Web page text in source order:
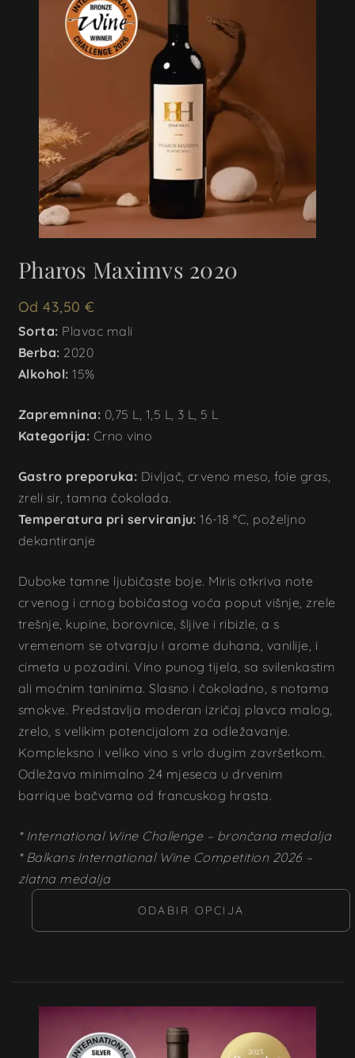
Pharos Maximvs 2020
Od43,50€
Sorta: Plavac mali
Berba: 2020
Alkohol: 15%
Zapremnina: 0,75 L, 1,5 L, 3 L, 5 L
Kategorija: Crno vino
Gastro preporuka: Divljač, crveno meso, foie gras,
zreli sir, tamna čokolada.
Temperatura pri serviranju: 16-18 °C, poželjno
dekantiranje
Duboke tamne ljubičaste boje. Miris otkriva note
crvenog i crnog bobičastog voća poput višnje, zrele
trešnje, kupine, borovnice, šljive i ribizle, a s
vremenom se otvaraju i arome duhana, vanilije, i
cimeta u pozadini. Vino punog tijela, sa svilenkastim
ali moćnim taninima. Slasno i čokoladno, s notama
smokve. Predstavlja moderan izričaj plavca malog,
zrelo, s velikim potencijalom za odležavanje.
Kompleksno i veliko vino s vrlo dugim završetkom.
Odležava minimalno 24 mjeseca u drvenim
barrique bačvama od francuskog hrasta.
* International Wine Challenge – brončana medalja
* Balkans International Wine Competition 2026 –
zlatna medalja
ODABIR OPCIJA